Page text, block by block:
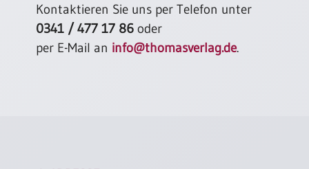
Restbestände
Bücher
Kontaktieren Sie uns per Telefon unter
0341 / 477 17 86 oder
per E-Mail an info@thomasverlag.de.